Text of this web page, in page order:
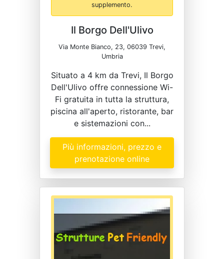
supplemento.
Il Borgo Dell'Ulivo
Via Monte Bianco, 23, 06039 Trevi,
Umbria
Situato a 4 km da Trevi, Il Borgo
Dell'Ulivo offre connessione Wi-
Fi gratuita in tutta la struttura,
piscina all'aperto, ristorante, bar
e sistemazioni con...
Più informazioni, prezzo e
prenotazione online